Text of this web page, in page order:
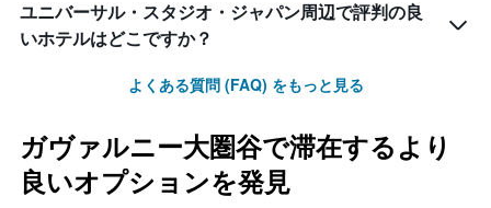
ユニバーサル・スタジオ・ジャパン周辺で評判の良
いホテルはどこですか？
よくある質問 (FAQ) をもっと見る
ガヴァルニー大圏谷で滞在するより
良いオプションを発見